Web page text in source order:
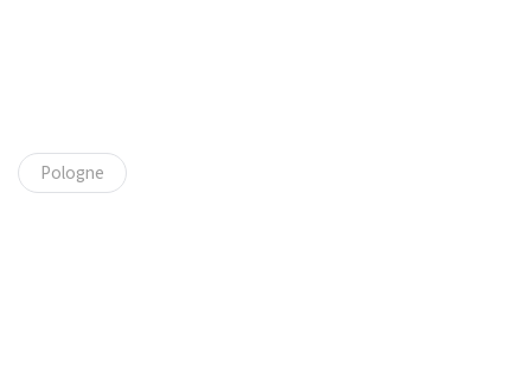
Pologne